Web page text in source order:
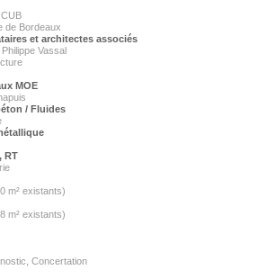
de Bordeaux
et architectes associés
Vassal
MOE
/ Fluides
RT
m² existants)
m² existants)
Concertation